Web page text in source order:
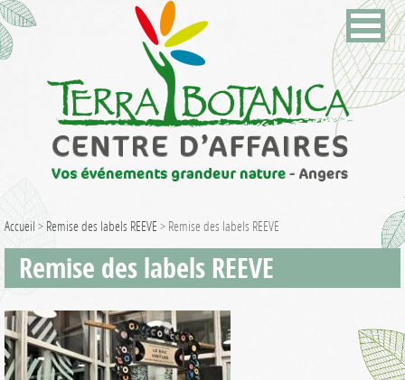
Accueil > Remise des labels REEVE > Remise des labels REEVE
Remise des labels REEVE